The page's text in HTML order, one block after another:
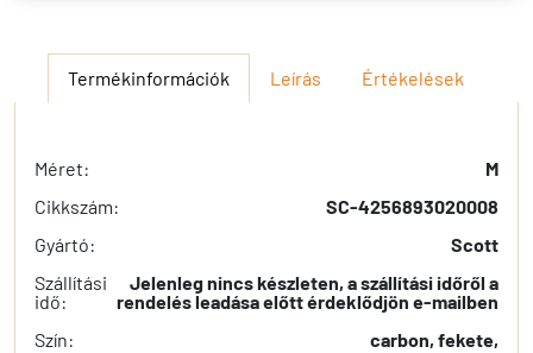
Termékinformációk Leírás Értékelések
Méret:
M
Cikkszám:
SC-4256893020008
Gyártó:
Scott
Szállítási
idő:
Jelenleg nincs készleten, a szállítási időről a
rendelés leadása előtt érdeklődjön e-mailben
Szín:
carbon, fekete,